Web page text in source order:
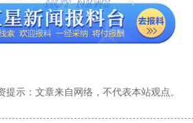
提示：文章来自网络，不代表本站观点。